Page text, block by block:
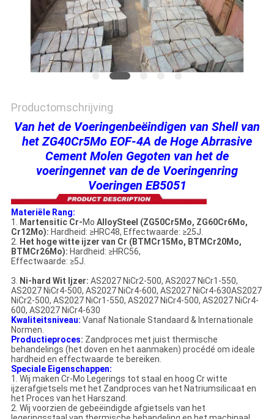
Productomschrijving
Van het de Voeringenbeëindigen van Shell van
het ZG40Cr5Mo EOF-4A de Hoge Abrrasive
Cement Molen Gegoten van het de
voeringennet van de de Voeringenring
Voeringen EB5051
Materiële Rang:
1. Martensitic Cr-Mo AlloySteel (ZG50Cr5Mo, ZG60Cr6Mo,
Cr12Mo): Hardheid: ≥HRC48, Effectwaarde: ≥25J.
2. Het hoge witte ijzer van Cr (BTMCr15Mo, BTMCr20Mo,
BTMCr26Mo): Hardheid: ≥HRC56,
Effectwaarde: ≥5J.
3. Ni-hard Wit Ijzer: AS2027 NiCr2-500, AS2027 NiCr1-550,
AS2027 NiCr4-500, AS2027 NiCr4-600, AS2027 NiCr4-630AS2027
NiCr2-500, AS2027 NiCr1-550, AS2027 NiCr4-500, AS2027 NiCr4-
600, AS2027 NiCr4-630
Kwaliteitsniveau: Vanaf Nationale Standaard & Internationale
Normen.
Productieproces: Zandproces met juist thermische
behandelings (het doven en het aanmaken) procédé om ideale
hardheid en effectwaarde te bereiken.
Speciale Eigenschappen:
1. Wij maken Cr-Mo Legerings tot staal en hoog Cr witte
ijzerafgietsels met het Zandproces van het Natriumsilicaat en
het Proces van het Harszand.
2. Wij voorzien de gebeëindigde afgietsels van het